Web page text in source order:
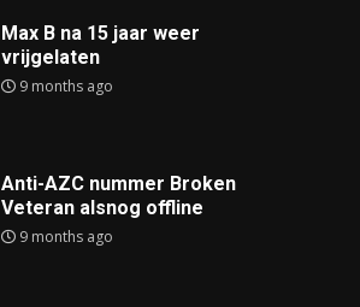
Max B na 15 jaar weer
vrijgelaten
9 months ago
Anti-AZC nummer Broken
Veteran alsnog offline
9 months ago